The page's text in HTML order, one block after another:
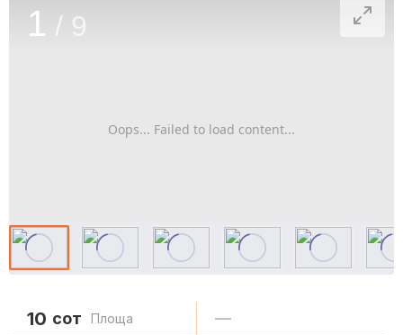
Oops... Failed to load content...
1 / 9
10 сот Площа —